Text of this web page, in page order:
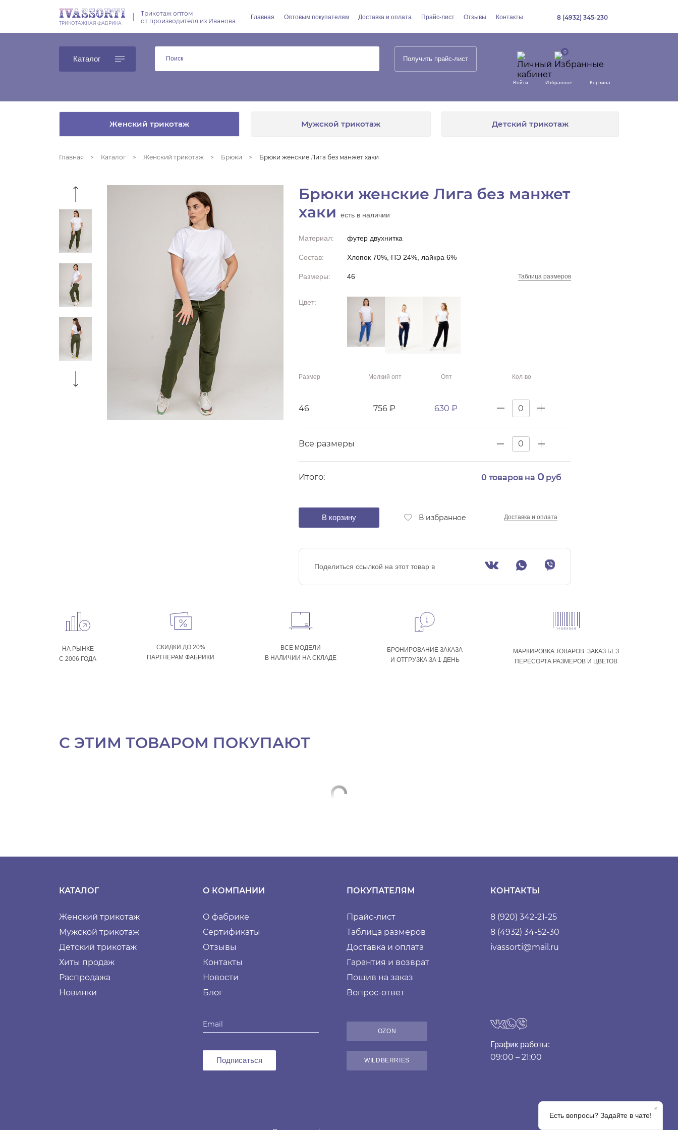
ТРИКОТАЖНАЯ ФАБРИКА
Трикотаж оптом
от производителя из Иванова
Главная Оптовым покупателям Доставка и оплата Прайс-лист Отзывы Контакты 8 (4932) 345-230
Каталог Получить прайс-лист
Войти Избранное Корзина
Женский трикотаж Мужской трикотаж Детский трикотаж
Главная Каталог Женский трикотаж Брюки Брюки женские Лига без манжет хаки
Брюки женские Лига без манжет
хаки
есть в наличии
Материал: футер двухнитка
Состав: Хлопок 70%, ПЭ 24%, лайкра 6%
Размеры: 46 Таблица размеров
Цвет:
Размер Мелкий опт Опт Кол-во
46 756 ₽ 630 ₽
Все размеры
Итого: 0 товаров на 0руб
В корзину В избранное Доставка и оплата
Поделиться ссылкой на этот товар в
НА РЫНКЕ
С 2006 ГОДА
СКИДКИ ДО 20%
ПАРТНЕРАМ ФАБРИКИ
ВСЕ МОДЕЛИ
В НАЛИЧИИ НА СКЛАДЕ
БРОНИРОВАНИЕ ЗАКАЗА
И ОТГРУЗКА ЗА 1 ДЕНЬ
МАРКИРОВКА ТОВАРОВ. ЗАКАЗ БЕЗ
ПЕРЕСОРТА РАЗМЕРОВ И ЦВЕТОВ
С ЭТИМ ТОВАРОМ ПОКУПАЮТ
КАТАЛОГ
Женский трикотаж
Мужской трикотаж
Детский трикотаж
Хиты продаж
Распродажа
Новинки
О КОМПАНИИ
О фабрике
Сертификаты
Отзывы
Контакты
Новости
Блог
Подписаться
ПОКУПАТЕЛЯМ
Прайс-лист
Таблица размеров
Доставка и оплата
Гарантия и возврат
Пошив на заказ
Вопрос-ответ
OZON
WILDBERRIES
КОНТАКТЫ
8 (920) 342-21-25
8 (4932) 34-52-30
ivassorti@mail.ru
График работы:
09:00 – 21:00